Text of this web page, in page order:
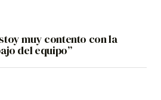
muy contento con la
del equipo”